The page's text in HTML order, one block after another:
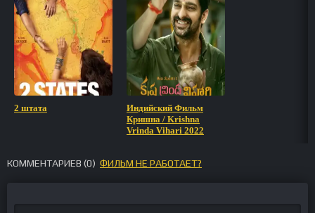
2 штата
Индийский Фильм
Кришна / Krishna
Vrinda Vihari 2022
КОММЕНТАРИЕВ (0) ФИЛЬМ НЕ РАБОТАЕТ?